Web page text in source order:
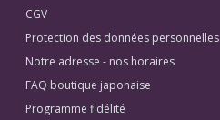
CGV
Protection des données personnelles
Notre adresse - nos horaires
FAQ boutique japonaise
Programme fidélité